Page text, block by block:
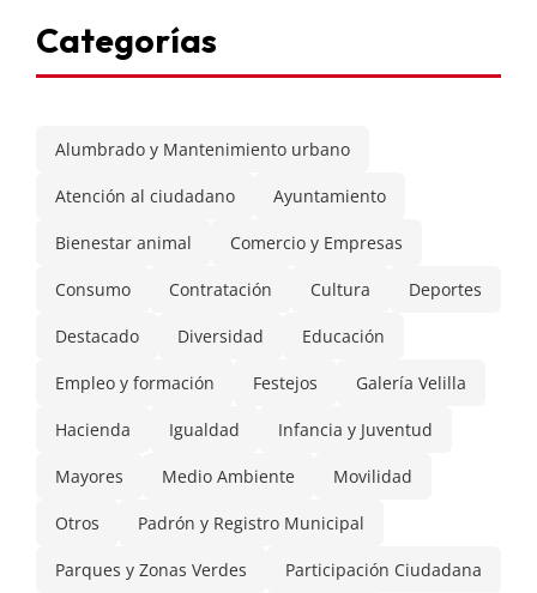
Categorías
Alumbrado y Mantenimiento urbano
Atención al ciudadano Ayuntamiento
Bienestar animal Comercio y Empresas
Consumo Contratación Cultura Deportes
Destacado Diversidad Educación
Empleo y formación Festejos Galería Velilla
Hacienda Igualdad Infancia y Juventud
Mayores Medio Ambiente Movilidad
Otros Padrón y Registro Municipal
Parques y Zonas Verdes Participación Ciudadana